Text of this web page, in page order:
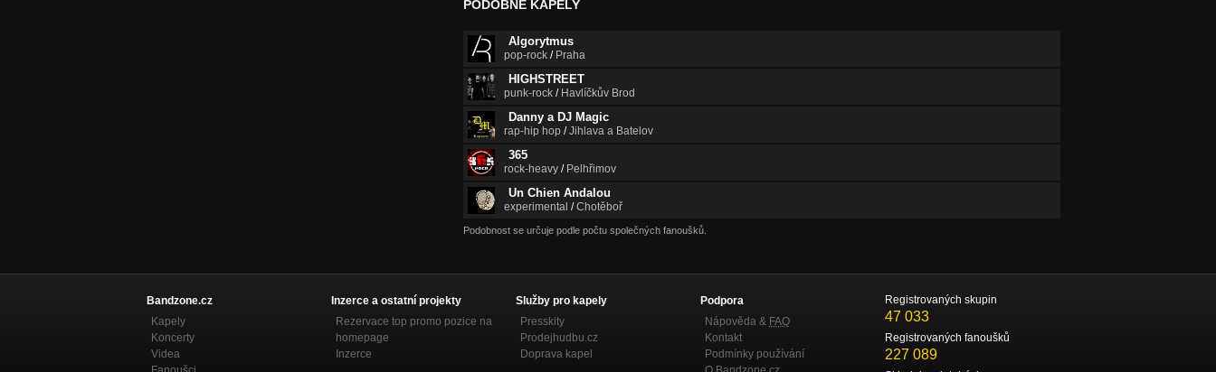
PODOBNÉ KAPELY
Algorytmus
pop-rock / Praha
HIGHSTREET
punk-rock / Havlíčkův Brod
Danny a DJ Magic
rap-hip hop /Jihlava a Batelov
365
rock-heavy / Pelhřimov
Un Chien Andalou
experimental /Chotěboř
Podobnost se určuje podle počtu společných fanoušků.
Bandzone.cz
Kapely
Koncerty
Videa
Inzerce a ostatní projekty
Rezervace top promo pozice na
homepage
Inzerce
Služby pro kapely
Presskity
Prodejhudbu.cz
Doprava kapel
Podpora
Nápověda & FAQ
Kontakt
Podmínky používání
Registrovaných skupin
47 033
Registrovaných fanoušků
227 089